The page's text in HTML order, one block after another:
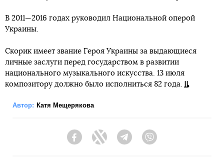
В 2011—2016 годах руководил Национальной оперой
Украины.
Скорик имеет звание Героя Украины за выдающиеся
личные заслуги перед государством в развитии
национального музыкального искусства. 13 июля
композитору должно было исполниться 82 года.
Автор: Катя Мещерякова
FacebookTwitter Telegram